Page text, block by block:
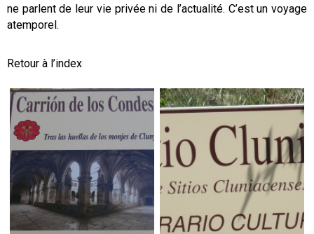
ne parlent de leur vie privée ni de l’actualité. C’est un voyage
atemporel.
Retour à l’index